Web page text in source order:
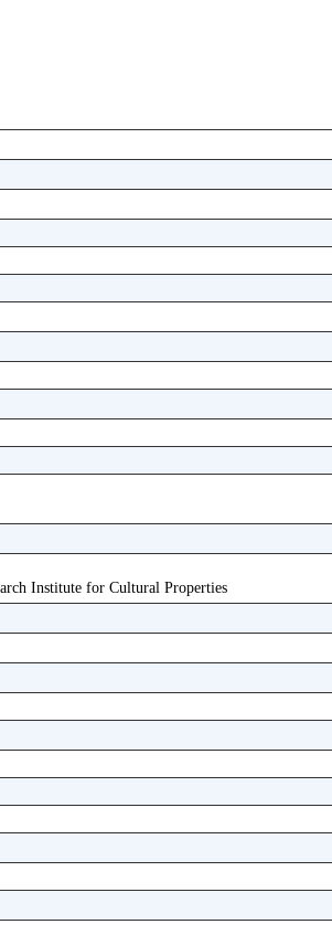
Institute for Cultural Properties